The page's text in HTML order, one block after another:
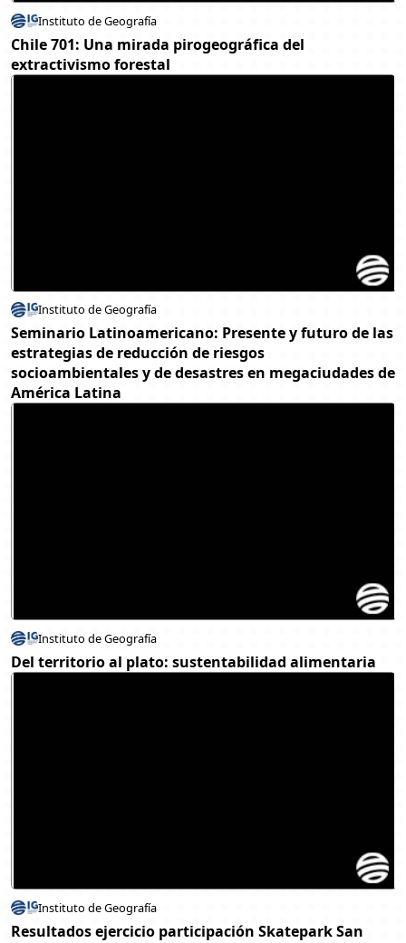
Instituto de Geografía
Chile 701: Una mirada pirogeográfica del
extractivismo forestal
Instituto de Geografía
Seminario Latinoamericano: Presente y futuro de las
estrategias de reducción de riesgos
socioambientales y de desastres en megaciudades de
América Latina
Instituto de Geografía
Del territorio al plato: sustentabilidad alimentaria
Instituto de Geografía
Resultados ejercicio participación Skatepark San